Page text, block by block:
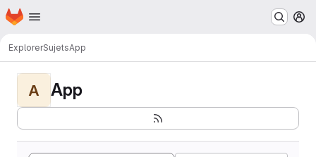
Passer au contenu principal
Page d'accueil
ExplorerSujetsApp
A App